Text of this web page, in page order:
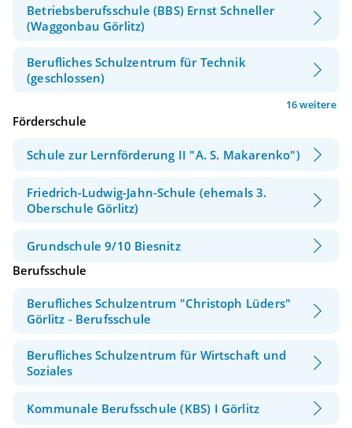
Betriebsberufsschule (BBS) Ernst Schneller
(Waggonbau Görlitz)
Berufliches Schulzentrum für Technik
(geschlossen)
16 weitere
Förderschule
Schule zur Lernförderung II "A. S. Makarenko")
Friedrich-Ludwig-Jahn-Schule (ehemals 3.
Oberschule Görlitz)
Grundschule 9/10 Biesnitz
Berufsschule
Berufliches Schulzentrum "Christoph Lüders"
Görlitz - Berufsschule
Berufliches Schulzentrum für Wirtschaft und
Soziales
Kommunale Berufsschule (KBS) I Görlitz